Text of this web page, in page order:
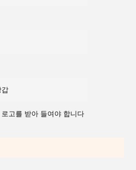
갑
고를 받아 들여야 합니다